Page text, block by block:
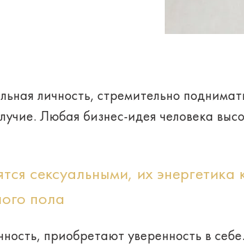
личность, стремительно
. Любая бизнес-идея человека
сексуальными, их энергетика
пола
приобретают уверенность в